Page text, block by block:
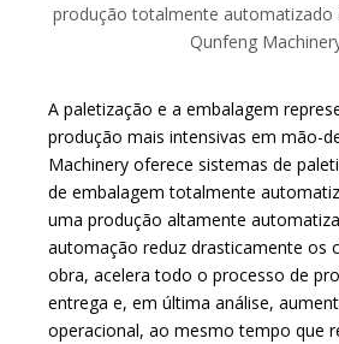
produção totalmente automatizado
Qunfeng
A paletização e a embalagem
produção mais intensivas em mão-
Machinery oferece sistemas de
de embalagem totalmente
uma produção altamente
automação reduz drasticamente os
obra, acelera todo o processo de
entrega e, em última análise,
operacional, ao mesmo tempo que